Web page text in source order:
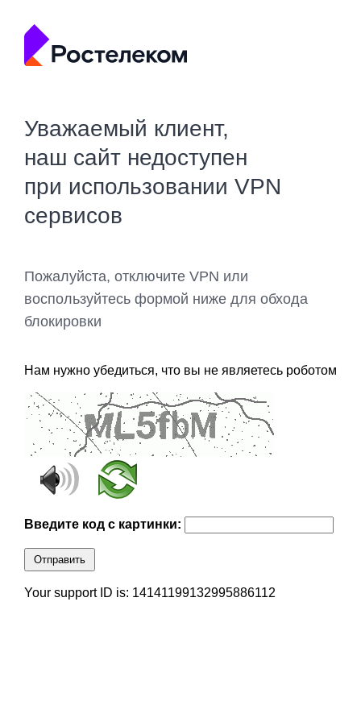
Уважаемый клиент,
наш сайт недоступен
при использовании VPN
сервисов
Пожалуйста, отключите VPN или
воспользуйтесь формой ниже для обхода
блокировки
Нам нужно убедиться, что вы не являетесь роботом
Введите код с картинки:
Отправить
Your support ID is: 14141199132995886112